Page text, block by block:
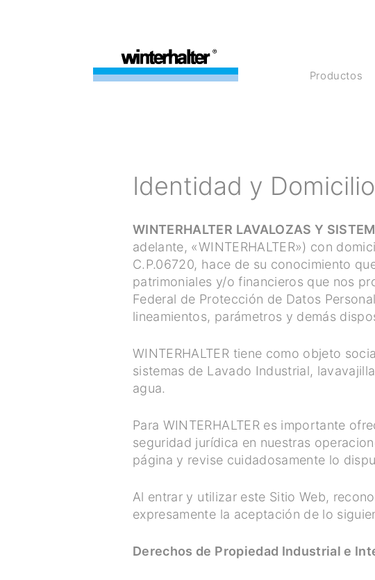
Productos
Identidad y
WINTERHALTER LAVALOZAS Y
adelante, «WINTERHALTER») con
C.P.06720, hace de su conocimiento
patrimoniales y/o financieros que nos
Federal de Protección de Datos
lineamientos, parámetros y demás
WINTERHALTER tiene como objeto
sistemas de Lavado Industrial,
agua.
Para WINTERHALTER es importante
seguridad jurídica en nuestras
página y revise cuidadosamente lo
Al entrar y utilizar este Sitio Web,
expresamente la aceptación de lo
Derechos de Propiedad Industrial e